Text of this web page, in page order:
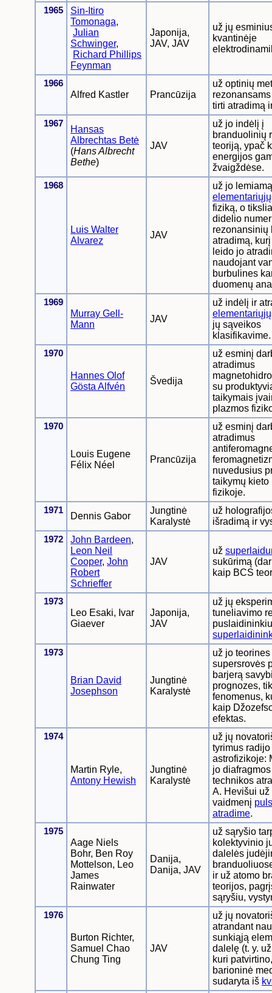
1965
Sin-Itiro
Tomonaga,
Julian
Schwinger,
Richard Phillips
Feynman
Japonija,
JAV, JAV
už jų
kvantinėje
1966
Alfred Kastler Prancūzija
už optinių
tirti atradimą
1967
Hansas
Albrechtas Betė
(Hans Albrecht
Bethe)
JAV
už jo indėlį į
branduolinių
teoriją, ypač
energijos
žvaigždėse.
1968
Luis Walter
Alvarez
JAV
už jo
fiziką, o
didelio
rezonansinių
atradimą,
leido jo
naudojant
burbulines
duomenų
1969
Murray Gell-
Mann
JAV
už indėlį ir
jų sąveikos
klasifikavime.
1970
Hannes Olof
Gösta Alfvén
Švedija
už esminį
atradimus
su
taikymais
plazmos
1970
Louis Eugene
Félix Néel
Prancūzija
už esminį
atradimus
nuvedusius
taikymų kieto
fizikoje.
1971
Dennis Gabor
Jungtinė
Karalystė
už
išradimą ir
1972 John Bardeen,
Leon Neil
Cooper, John
Robert
Schrieffer
JAV
už
sukūrimą
kaip BCS
1973
Leo Esaki, Ivar
Giaever
Japonija,
JAV
už jų
tuneliavimo
1973
Brian David
Josephson
Jungtinė
Karalystė
už jo teorines
supersrovės
barjerą
prognozes,
fenomenus,
kaip
efektas.
1974
Martin Ryle,
Antony Hewish
Jungtinė
Karalystė
už jų
tyrimus radijo
astrofizikoje:
jo
technikos
A. Hevišui už
vaidmenį
atradime.
1975
Aage Niels
Bohr, Ben Roy
Mottelson, Leo
James
Rainwater
Danija,
Danija, JAV
už sąryšio
kolektyvinio
dalelės
ir už atomo
teorijos,
sąryšiu,
1976
Burton Richter,
Samuel Chao
Chung Ting
JAV
už jų
atrandant
sunkiąją
dalelę (t. y.
kuri
barioninė
sudaryta iš